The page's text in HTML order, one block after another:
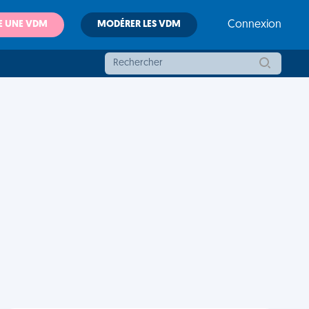
UNE VDM MODÉRER LES VDM Connexion